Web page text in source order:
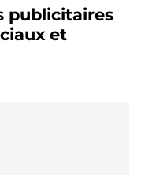
publicitaires
et